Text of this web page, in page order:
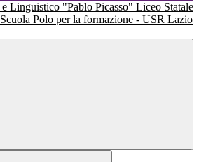
Liceo Statale
Scuola Polo per la formazione - USR Lazio